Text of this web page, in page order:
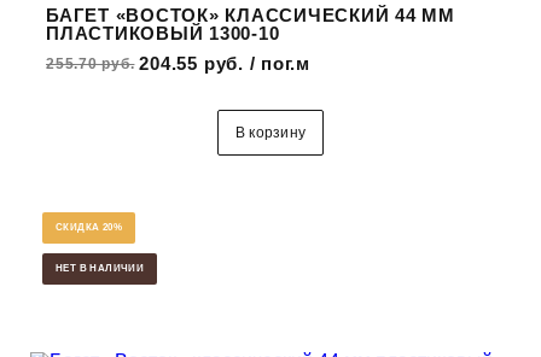
БАГЕТ «ВОСТОК» КЛАССИЧЕСКИЙ 44 ММ
ПЛАСТИКОВЫЙ 1300-10
255.70 руб. 204.55 руб. / пог.м
В корзину
СКИДКА 20%
НЕТ В НАЛИЧИИ